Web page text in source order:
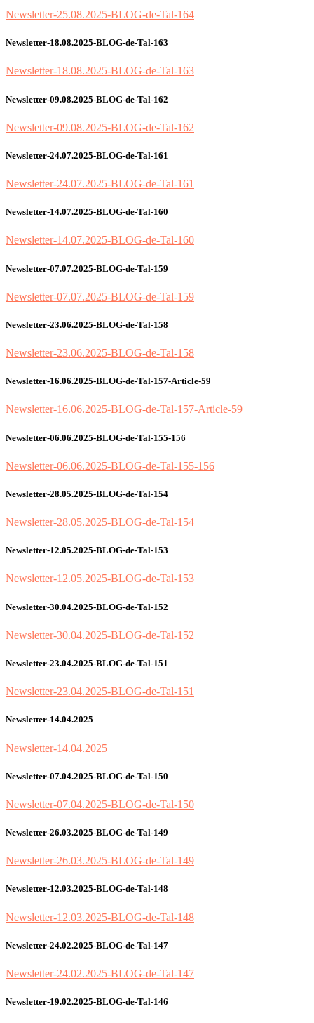
Newsletter-25.08.2025-BLOG-de-Tal-164
Newsletter-18.08.2025-BLOG-de-Tal-163
Newsletter-18.08.2025-BLOG-de-Tal-163
Newsletter-09.08.2025-BLOG-de-Tal-162
Newsletter-09.08.2025-BLOG-de-Tal-162
Newsletter-24.07.2025-BLOG-de-Tal-161
Newsletter-24.07.2025-BLOG-de-Tal-161
Newsletter-14.07.2025-BLOG-de-Tal-160
Newsletter-14.07.2025-BLOG-de-Tal-160
Newsletter-07.07.2025-BLOG-de-Tal-159
Newsletter-07.07.2025-BLOG-de-Tal-159
Newsletter-23.06.2025-BLOG-de-Tal-158
Newsletter-23.06.2025-BLOG-de-Tal-158
Newsletter-16.06.2025-BLOG-de-Tal-157-Article-59
Newsletter-16.06.2025-BLOG-de-Tal-157-Article-59
Newsletter-06.06.2025-BLOG-de-Tal-155-156
Newsletter-06.06.2025-BLOG-de-Tal-155-156
Newsletter-28.05.2025-BLOG-de-Tal-154
Newsletter-28.05.2025-BLOG-de-Tal-154
Newsletter-12.05.2025-BLOG-de-Tal-153
Newsletter-12.05.2025-BLOG-de-Tal-153
Newsletter-30.04.2025-BLOG-de-Tal-152
Newsletter-30.04.2025-BLOG-de-Tal-152
Newsletter-23.04.2025-BLOG-de-Tal-151
Newsletter-23.04.2025-BLOG-de-Tal-151
Newsletter-14.04.2025
Newsletter-14.04.2025
Newsletter-07.04.2025-BLOG-de-Tal-150
Newsletter-07.04.2025-BLOG-de-Tal-150
Newsletter-26.03.2025-BLOG-de-Tal-149
Newsletter-26.03.2025-BLOG-de-Tal-149
Newsletter-12.03.2025-BLOG-de-Tal-148
Newsletter-12.03.2025-BLOG-de-Tal-148
Newsletter-24.02.2025-BLOG-de-Tal-147
Newsletter-24.02.2025-BLOG-de-Tal-147
Newsletter-19.02.2025-BLOG-de-Tal-146